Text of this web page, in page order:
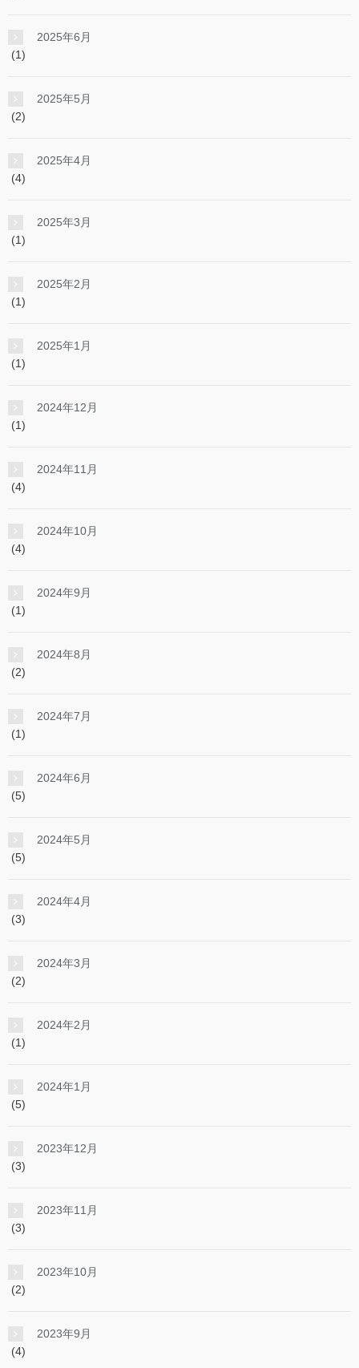
2025年6月
(1)
2025年5月
(2)
2025年4月
(4)
2025年3月
(1)
2025年2月
(1)
2025年1月
(1)
2024年12月
(1)
2024年11月
(4)
2024年10月
(4)
2024年9月
(1)
2024年8月
(2)
2024年7月
(1)
2024年6月
(5)
2024年5月
(5)
2024年4月
(3)
2024年3月
(2)
2024年2月
(1)
2024年1月
(5)
2023年12月
(3)
2023年11月
(3)
2023年10月
(2)
2023年9月
(4)